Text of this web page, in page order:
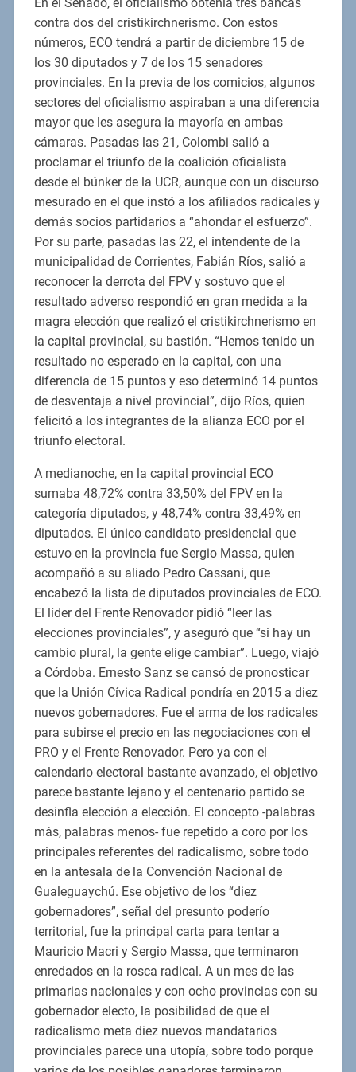
contra dos del cristikirchnerismo. Con estos
números, ECO tendrá a partir de diciembre 15 de
los 30 diputados y 7 de los 15 senadores
provinciales. En la previa de los comicios, algunos
sectores del oficialismo aspiraban a una diferencia
mayor que les asegura la mayoría en ambas
cámaras. Pasadas las 21, Colombi salió a
proclamar el triunfo de la coalición oficialista
desde el búnker de la UCR, aunque con un discurso
mesurado en el que instó a los afiliados radicales y
demás socios partidarios a “ahondar el esfuerzo”.
Por su parte, pasadas las 22, el intendente de la
municipalidad de Corrientes, Fabián Ríos, salió a
reconocer la derrota del FPV y sostuvo que el
resultado adverso respondió en gran medida a la
magra elección que realizó el cristikirchnerismo en
la capital provincial, su bastión. “Hemos tenido un
resultado no esperado en la capital, con una
diferencia de 15 puntos y eso determinó 14 puntos
de desventaja a nivel provincial”, dijo Ríos, quien
felicitó a los integrantes de la alianza ECO por el
triunfo electoral.
A medianoche, en la capital provincial ECO
sumaba 48,72% contra 33,50% del FPV en la
categoría diputados, y 48,74% contra 33,49% en
diputados. El único candidato presidencial que
estuvo en la provincia fue Sergio Massa, quien
acompañó a su aliado Pedro Cassani, que
encabezó la lista de diputados provinciales de ECO.
El líder del Frente Renovador pidió “leer las
elecciones provinciales”, y aseguró que “si hay un
cambio plural, la gente elige cambiar”. Luego, viajó
a Córdoba. Ernesto Sanz se cansó de pronosticar
que la Unión Cívica Radical pondría en 2015 a diez
nuevos gobernadores. Fue el arma de los radicales
para subirse el precio en las negociaciones con el
PRO y el Frente Renovador. Pero ya con el
calendario electoral bastante avanzado, el objetivo
parece bastante lejano y el centenario partido se
desinfla elección a elección. El concepto -palabras
más, palabras menos- fue repetido a coro por los
principales referentes del radicalismo, sobre todo
en la antesala de la Convención Nacional de
Gualeguaychú. Ese objetivo de los “diez
gobernadores”, señal del presunto poderío
territorial, fue la principal carta para tentar a
Mauricio Macri y Sergio Massa, que terminaron
enredados en la rosca radical. A un mes de las
primarias nacionales y con ocho provincias con su
gobernador electo, la posibilidad de que el
radicalismo meta diez nuevos mandatarios
provinciales parece una utopía, sobre todo porque